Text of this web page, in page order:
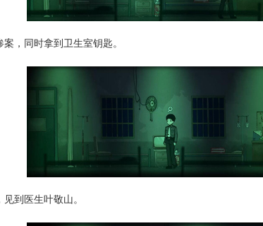
，同时拿到卫生室钥匙。
到医生叶敬山。